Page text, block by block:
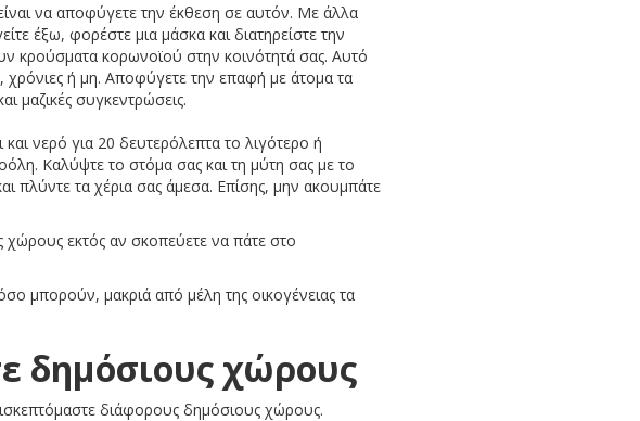
να αποφύγετε την έκθεση σε αυτόν. Με άλλα
έξω, φορέστε μια μάσκα και διατηρείστε την
κρούσματα κορωνοϊού στην κοινότητά σας. Αυτό
ή μη. Αποφύγετε την επαφή με άτομα τα
μαζικές συγκεντρώσεις.
νερό για 20 δευτερόλεπτα το λιγότερο ή
Καλύψτε το στόμα σας και τη μύτη σας με το
πλύντε τα χέρια σας άμεσα. Επίσης, μην ακουμπάτε
χώρους εκτός αν σκοπεύετε να πάτε στο
μπορούν, μακριά από μέλη της οικογένειας τα
δημόσιους χώρους
διάφορους δημόσιους χώρους.